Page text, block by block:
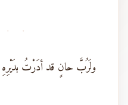
·
ولَرُبَّ حانٍ قد أدَرْتُ بدَيْرِهِ